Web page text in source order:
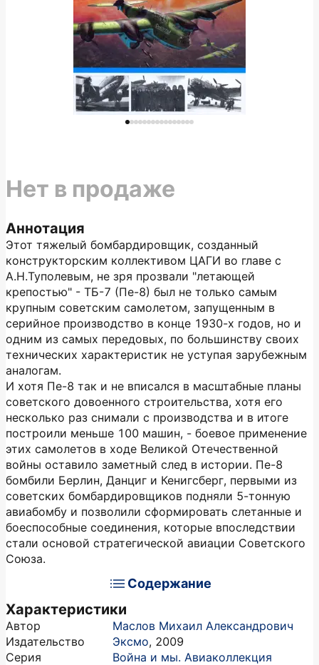
Аннотация
Этот тяжелый бомбардировщик, созданный
конструкторским коллективом ЦАГИ во главе с
А.Н.Туполевым, не зря прозвали "летающей
крепостью" - ТБ-7 (Пе-8) был не только самым
крупным советским самолетом, запущенным в
серийное производство в конце 1930-х годов, но и
одним из самых передовых, по большинству своих
технических характеристик не уступая зарубежным
аналогам.
И хотя Пе-8 так и не вписался в масштабные планы
советского довоенного строительства, хотя его
несколько раз снимали с производства и в итоге
построили меньше 100 машин, - боевое применение
этих самолетов в ходе Великой Отечественной
войны оставило заметный след в истории. Пе-8
бомбили Берлин, Данциг и Кенигсберг, первыми из
советских бомбардировщиков подняли 5-тонную
авиабомбу и позволили сформировать слетанные и
боеспособные соединения, которые впоследствии
стали основой стратегической авиации Советского
Союза.
Содержание
Характеристики
Автор
Маслов Михаил Александрович
Издательство
Эксмо, 2009
Серия
Война и мы. Авиаколлекция
Нет в продаже